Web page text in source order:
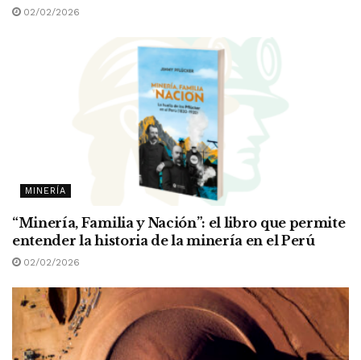
02/02/2026
MINERÍA
“Minería, Familia y Nación”: el libro que permite
entender la historia de la minería en el Perú
02/02/2026